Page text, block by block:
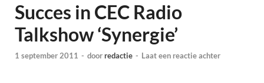
Succes in CEC Radio
Talkshow ‘Synergie’
1 september 2011 - doorredactie - Laat een reactie achter